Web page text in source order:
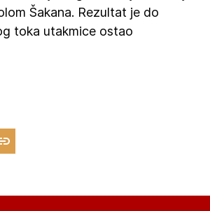
Šakana. Rezultat je do
toka utakmice ostao